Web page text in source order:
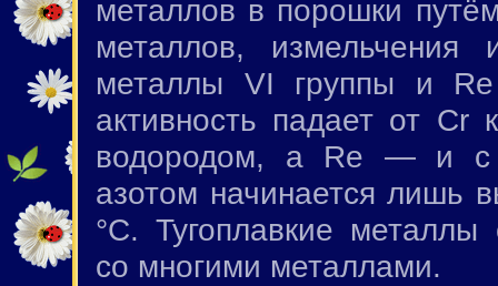
металлов в порошки
металлов, измельчения
металлы VI группы и
активность падает от Cr
водородом, a Re — и с
азотом начинается
°C. Тугоплавкие
со многими металлами.